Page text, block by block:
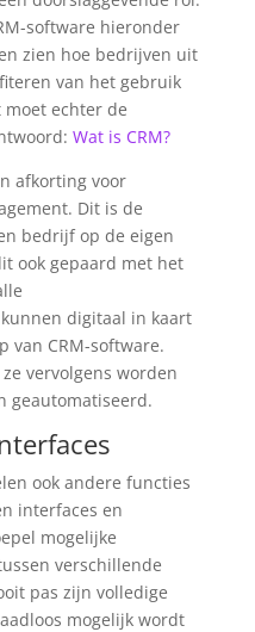
software hieronder
zien hoe bedrijven uit
van het gebruik
moet echter de
Wat is CRM?
afkorting voor
Dit is de
bedrijf op de eigen
ook gepaard met het
digitaal in kaart
van CRM-software.
vervolgens worden
geautomatiseerd.
ook andere functies
interfaces en
mogelijke
verschillende
pas zijn volledige
mogelijk wordt